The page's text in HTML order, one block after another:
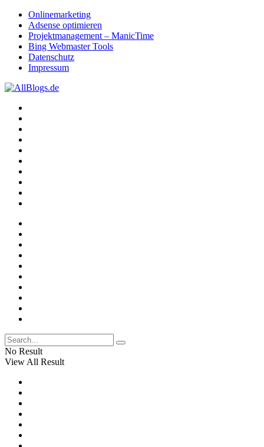
Onlinemarketing
Adsense optimieren
Projektmanagement – ManicTime
Bing Webmaster Tools
Datenschutz
Impressum
No Result
View All Result